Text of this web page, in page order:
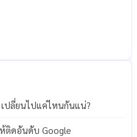
เปลี่ยนไปแค่ไหนกันแน่?
ติดอันดับ Google